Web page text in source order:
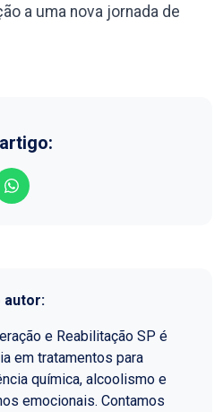
a uma nova jornada de
autor:
e Reabilitação SP é
em tratamentos para
química, alcoolismo e
emocionais. Contamos